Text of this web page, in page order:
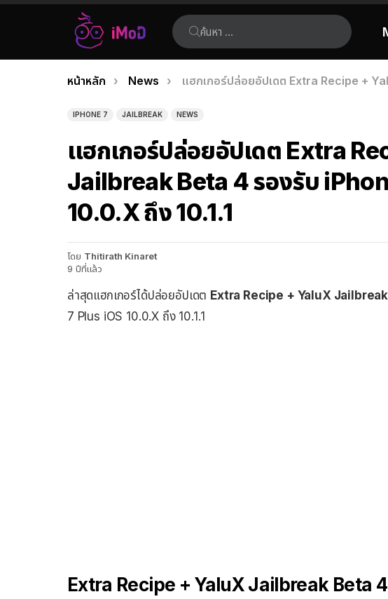
ค้นหา:
เรื่อง
ล่าสุด
คุณอยู่ที่นี่:
หน้าหลัก News แฮกเกอร์ปล่อยอัปเดต Extra Recipe +
IPHONE 7 JAILBREAK NEWS
แฮกเกอร์ปล่อยอัปเดต Extra
Jailbreak Beta 4 รองรับ
10.0.X ถึง 10.1.1
โดย Thitirath Kinaret
9 ปีที่แล้ว
ล่าสุดแฮกเกอร์ได้ปล่อยอัปเดต Extra Recipe + YaluX
7 Plus iOS 10.0.X ถึง 10.1.1
Extra Recipe + YaluX Jailbreak Beta 4